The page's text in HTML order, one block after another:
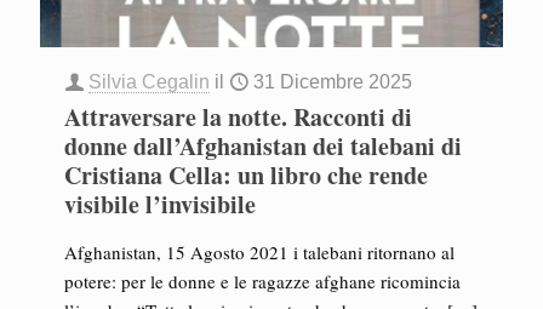
Silvia Cegalin il 31 Dicembre 2025
Attraversare la notte. Racconti di
donne dall’Afghanistan dei talebani di
Cristiana Cella: un libro che rende
visibile l’invisibile
Afghanistan, 15 Agosto 2021 i talebani ritornano al
potere: per le donne e le ragazze afghane ricomincia